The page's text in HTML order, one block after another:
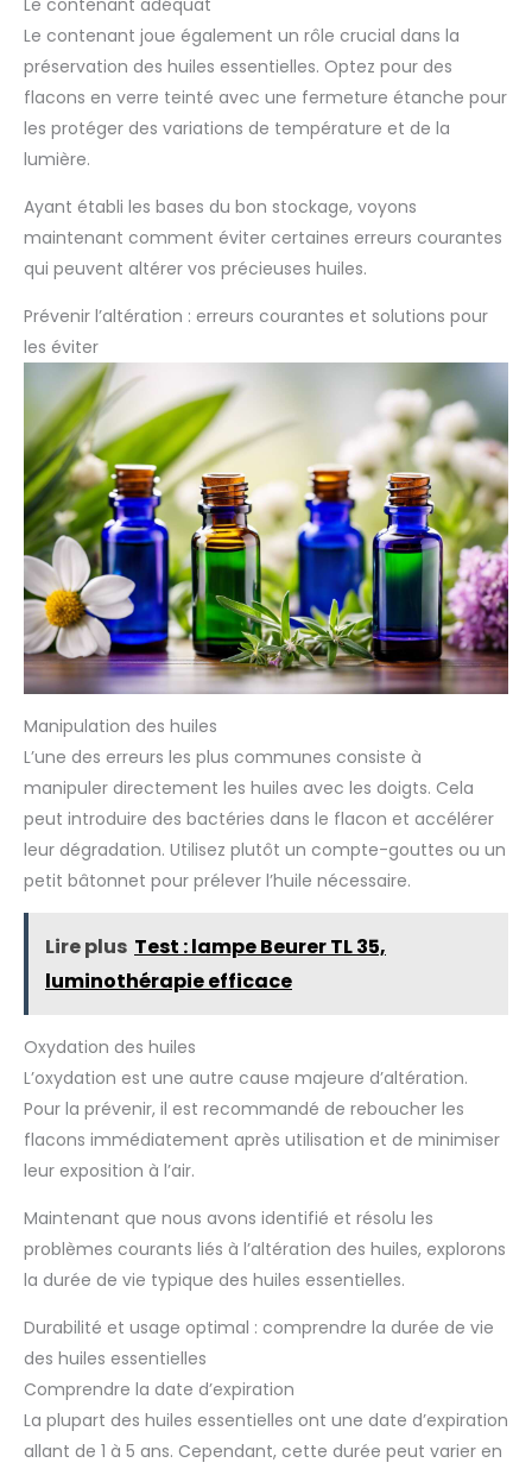
Le contenant adéquat
Le contenant joue également un rôle crucial dans la
préservation des huiles essentielles. Optez pour des
flacons en verre teinté avec une fermeture étanche pour
les protéger des variations de température et de la
lumière.
Ayant établi les bases du bon stockage, voyons
maintenant comment éviter certaines erreurs courantes
qui peuvent altérer vos précieuses huiles.
Prévenir l’altération : erreurs courantes et solutions pour
les éviter
Manipulation des huiles
L’une des erreurs les plus communes consiste à
manipuler directement les huiles avec les doigts. Cela
peut introduire des bactéries dans le flacon et accélérer
leur dégradation. Utilisez plutôt un compte-gouttes ou un
petit bâtonnet pour prélever l’huile nécessaire.
Lire plus Test : lampe Beurer TL 35,
luminothérapie efficace
Oxydation des huiles
L’oxydation est une autre cause majeure d’altération.
Pour la prévenir, il est recommandé de reboucher les
flacons immédiatement après utilisation et de minimiser
leur exposition à l’air.
Maintenant que nous avons identifié et résolu les
problèmes courants liés à l’altération des huiles, explorons
la durée de vie typique des huiles essentielles.
Durabilité et usage optimal : comprendre la durée de vie
des huiles essentielles
Comprendre la date d’expiration
La plupart des huiles essentielles ont une date d’expiration
allant de 1 à 5 ans. Cependant, cette durée peut varier en